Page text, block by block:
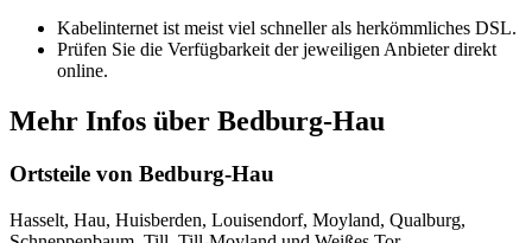
Kabelinternet ist meist viel schneller als herkömmliches DSL.
Prüfen Sie die Verfügbarkeit der jeweiligen Anbieter direkt
online.
Mehr Infos über Bedburg-Hau
Ortsteile von Bedburg-Hau
Hasselt, Hau, Huisberden, Louisendorf, Moyland, Qualburg,